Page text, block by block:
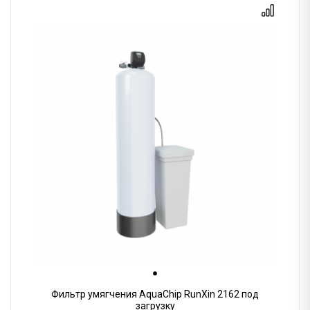
Фильтр умягчения AquaChip RunXin 2162 под
загрузку